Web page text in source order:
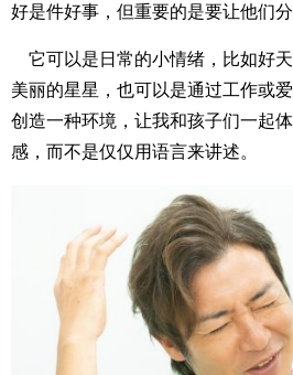
好是件好事，但重要的是要让他们分
它可以是日常的小情绪，比如好
美丽的星星，也可以是通过工作或
创造一种环境，让我和孩子们一起
感，而不是仅仅用语言来讲述。